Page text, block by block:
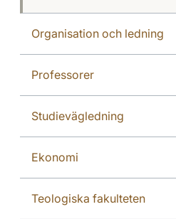
Organisation och ledning
Professorer
Studievägledning
Ekonomi
Teologiska fakulteten